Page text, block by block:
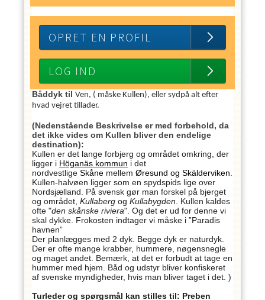
OPRET EN PROFIL
LOG IND
Båddyk til Ven, ( måske Kullen), eller sydpå alt efter
hvad vejret tillader.
(Nedenstående Beskrivelse er med forbehold, da
det ikke vides om Kullen bliver den endelige
destination):
Kullen er det lange forbjerg og området omkring, der
ligger i Höganäs kommun i det
nordvestlige Skåne mellem Øresund og Skälderviken
Kullen-halvøen ligger som en spydspids lige over
Nordsjælland. På svensk gør man forskel på bjerget
og området, Kullaberg og Kullabygden . Kullen kaldes
ofte "den skånske riviera". Og det er ud for denne vi
skal dykke. Frokosten indtager vi måske i ”Paradis
havnen”
Der planlægges med 2 dyk. Begge dyk er naturdyk.
Der er ofte mange krabber, hummere, nøgensnegle
og maget andet. Bemærk, at det er forbudt at tage en
hummer med hjem. Båd og udstyr bliver konfiskeret
af svenske myndigheder, hvis man bliver taget i det. )
Turleder og spørgsmål kan stilles til: Preben